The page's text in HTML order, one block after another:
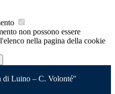
non possono essere
nella pagina della cookie
di Luino – C. Volonté"